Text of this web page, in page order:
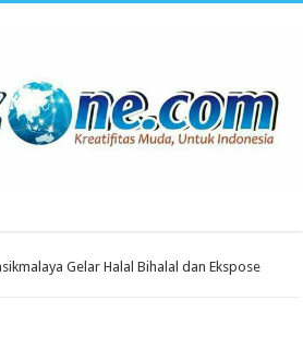
Gelar Halal Bihalal dan Ekspose